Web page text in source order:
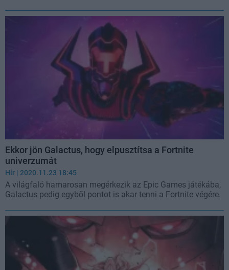
Ekkor jön Galactus, hogy elpusztítsa a Fortnite
univerzumát
Hír | 2020.11.23 18:45
A világfaló hamarosan megérkezik az Epic Games játékába,
Galactus pedig egyből pontot is akar tenni a Fortnite végére.